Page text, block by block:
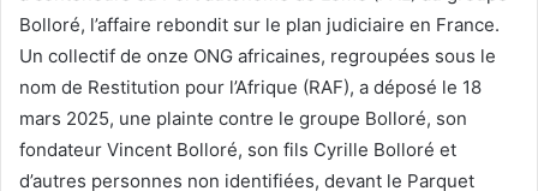
Bolloré, l’affaire rebondit sur le plan judiciaire en France.
Un collectif de onze ONG africaines, regroupées sous le
nom de Restitution pour l’Afrique (RAF), a déposé le 18
mars 2025, une plainte contre le groupe Bolloré, son
fondateur Vincent Bolloré, son fils Cyrille Bolloré et
d’autres personnes non identifiées, devant le Parquet